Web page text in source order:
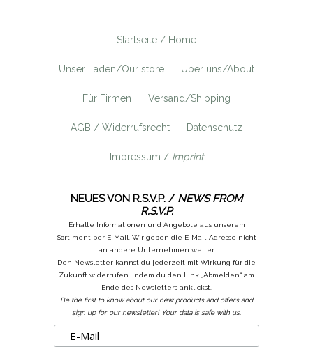
Startseite / Home
Unser Laden/Our store Über uns/About
Für Firmen Versand/Shipping
AGB / Widerrufsrecht Datenschutz
Impressum / Imprint
NEUES VON R.S.V.P. / NEWS FROM
R.S.V.P.
Erhalte Informationen und Angebote aus unserem
Sortiment per E-Mail. Wir geben die E-Mail-Adresse nicht
an andere Unternehmen weiter.
Den Newsletter kannst du jederzeit mit Wirkung für die
Zukunft widerrufen, indem du den Link „Abmelden“ am
Ende des Newsletters anklickst.
Be the first to know about our new products and offers and
sign up for our newsletter! Your data is safe with us.